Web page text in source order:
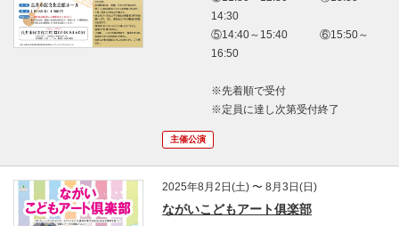
14:30
⑤14:40～15:40 ⑥15:50～
16:50
※先着順で受付
※定員に達し次第受付終了
主催公演
2025年8月2日(土) 〜 8月3日(日)
ながいこどもアート俱楽部